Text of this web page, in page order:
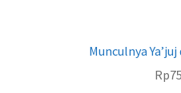
Munculnya
Rp